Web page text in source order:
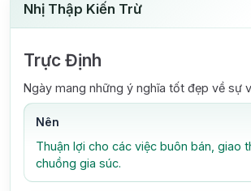
Nhị Thập Kiến Trừ
Trực Định
Ngày mang những ý nghĩa tốt đẹp về sự
Nên
Thuận lợi cho các việc buôn bán, giao
chuồng gia súc.